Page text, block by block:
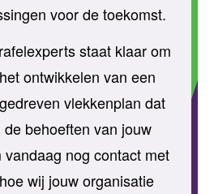
voor de toekomst.
staat klaar om
ontwikkelen van een
vlekkenplan dat
behoeften van jouw
nog contact met
wij jouw organisatie